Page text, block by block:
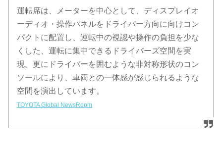
運転席は、メーターを中心として、ディスプレイオ
ーディオ・操作パネルをドライバー方向に向けコン
パクトに配置し、運転中の視認や操作の負担を少な
くした、運転に集中できるドライバーズ空間を実
現。更にドライバーを囲むような非対称形状のコン
ソールにより、車両との一体感が感じられるような
空間を演出しています。
TOYOTA Global NewsRoom